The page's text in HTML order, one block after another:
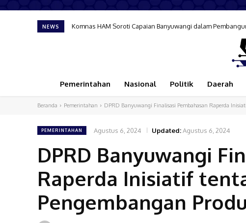
NEWS Komnas HAM Soroti Capaian Banyuwangi dalam
Pemerintahan Nasional Politik Daerah
Beranda Pemerintahan DPRD Banyuwangi Finalisasi Pembahasan Raperda
PEMERINTAHAN Agustus 6, 2024 Updated:Agustus 6, 2024
DPRD Banyuwangi
Raperda Inisiatif
Pengembangan